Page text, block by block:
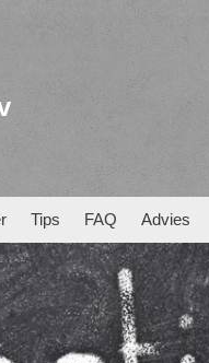
Tips FAQ Advies